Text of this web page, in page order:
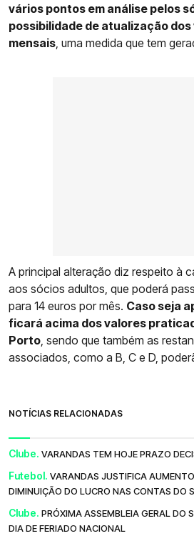
vários pontos em análise pelos
possibilidade de atualização
mensais , uma medida que tem
A principal alteração diz respeito à
aos sócios adultos, que poderá
para 14 euros por mês. Caso seja
ficará acima dos valores
Porto , sendo que também as
associados, como a B, C e D,
NOTÍCIAS RELACIONADAS
Clube. VARANDAS TEM HOJE PRAZO
Futebol. VARANDAS JUSTIFICA
DIMINUIÇÃO DO LUCRO NAS CONTAS DO
Clube. PRÓXIMA ASSEMBLEIA GERAL DO
DIA DE FERIADO NACIONAL